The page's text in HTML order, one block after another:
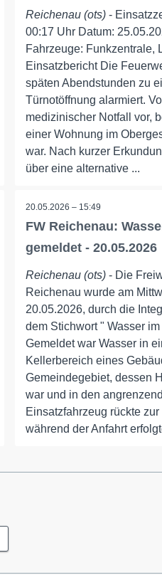
Reichenau (ots)-
00:17 Uhr Datum:
Fahrzeuge: Funkzentrale,
Einsatzbericht Die
späten Abendstunden zu
Türnotöffnung alarmiert.
medizinischer Notfall vor,
einer Wohnung im
war. Nach kurzer
über eine alternative ...
20.05.2026 – 15:49
FW Reichenau:
gemeldet - 20.05.2026
Reichenau (ots)- Die
Reichenau wurde am
20.05.2026, durch die
dem Stichwort " Wasser
Gemeldet war Wasser in
Kellerbereich eines
Gemeindegebiet, dessen
war und in den
Einsatzfahrzeug rückte
während der Anfahrt